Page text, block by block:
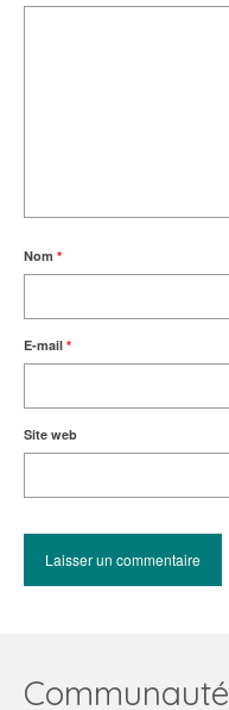
Nom *
E-mail *
Site web
Communauté